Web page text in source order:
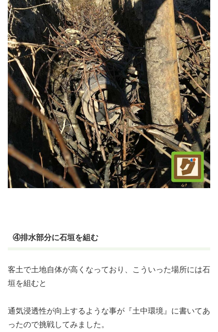
④排水部分に石垣を組む
客土で土地自体が高くなっており、こういった場所には石
垣を組むと
通気浸透性が向上するような事が『土中環境』に書いてあ
ったので挑戦してみました。